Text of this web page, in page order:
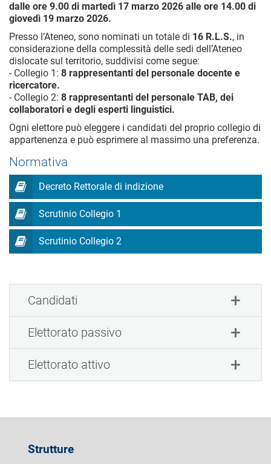
dalle ore 9.00 di martedì 17 marzo 2026 alle ore 14.00 di
giovedì 19 marzo 2026.
Presso l’Ateneo, sono nominati un totale di 16 R.L.S., in
considerazione della complessità delle sedi dell’Ateneo
dislocate sul territorio, suddivisi come segue:
- Collegio 1: 8 rappresentanti del personale docente e
ricercatore.
- Collegio 2: 8 rappresentanti del personale TAB, dei
collaboratori e degli esperti linguistici.
Ogni elettore può eleggere i candidati del proprio collegio di
appartenenza e può esprimere al massimo una preferenza.
Normativa
Decreto Rettorale di indizione
Scrutinio Collegio 1
Scrutinio Collegio 2
Candidati
Elettorato passivo
Elettorato attivo
Strutture